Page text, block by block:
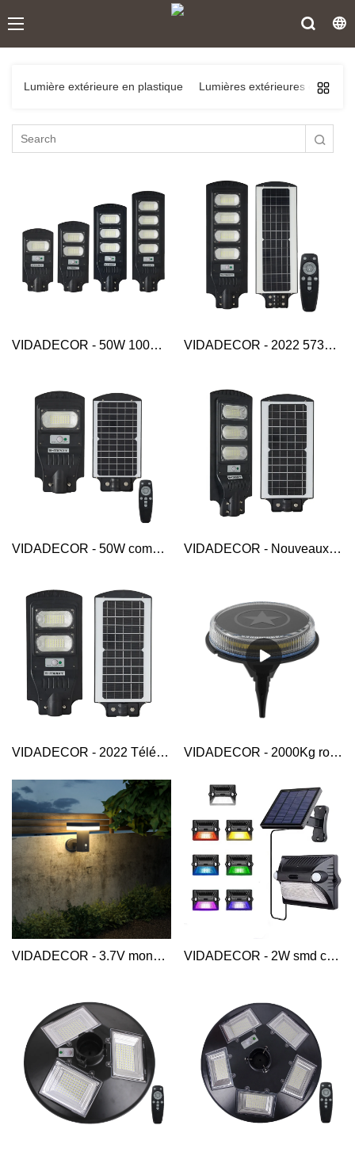
Lumière extérieure en plastique Lumières extérieures en
VIDADECOR - 50W 100w 150w 200w monocristallin télécommande abs tout en un led lampadaire led solaire lampadaire solaire VIDADECOR - 2022 5730 led fabricant industriel pas cher télécommande ip65 lampadaire solaire 200w lampadaire solaire
VIDADECOR - 50W commercial double technologie mppt haute puissance led nouveau design extérieur ip65 étanche lampadaire solaire lampadaire solaire VIDADECOR - Nouveaux lampadaires solaires en plastique ABS étanche IP65 extérieur LED perles lampe 150W lampadaire solaire
VIDADECOR - 2022 Télécommande haute luminosité 100W IP65 abs intégré tout en un lampes solaires rue extérieure Réverbère solaire VIDADECOR - 2000Kg robuste 20 perles de lampe capteur pelouse patio chemin passage allée extérieur jardin led disque solaire sol lumières lampadaire solaire
VIDADECOR - 3.7V monocristallin extérieur IP65 maison clôture cour jardin intelligent solaire led applique murale lampe solaire applique murale VIDADECOR - 2W smd capteur de mouvement rgb couleur changeante maison jardin cour lumière led solaire escalier clôture lampe solaire applique murale